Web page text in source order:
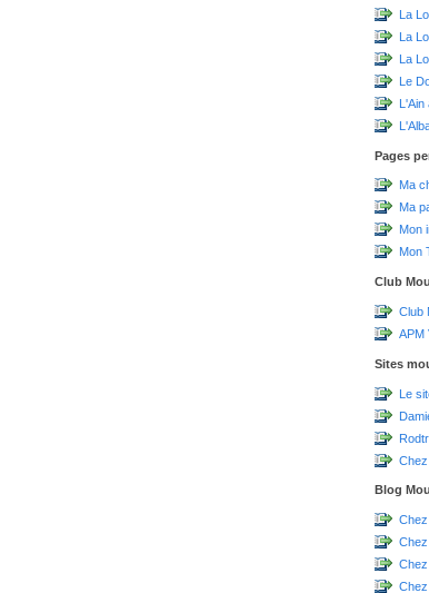
La
La
La
Le
L'Ain
Pages
Ma
Ma
Mon
Mon
Club
Club
APM
Sites
Le
Blog